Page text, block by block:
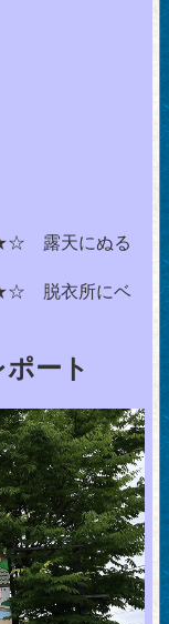
天にぬる
脱衣所にベ
ート